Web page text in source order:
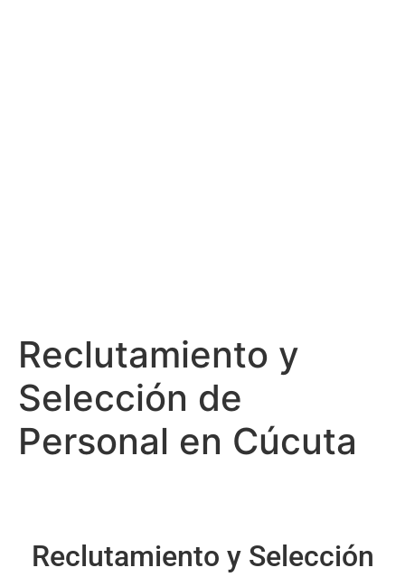
Reclutamiento y
Selección de
Personal en Cúcuta
Reclutamiento y Selección